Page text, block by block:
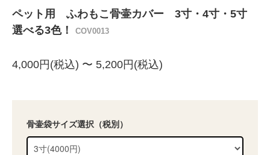
ペット用 ふわもこ骨壷カバー 3寸・4寸・5寸
選べる3色！
COV0013
4,000円(税込) 〜 5,200円(税込)
骨壷袋サイズ選択（税別）